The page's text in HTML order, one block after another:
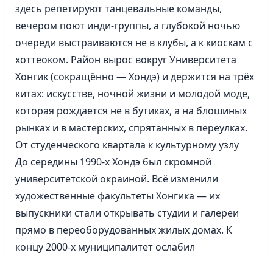
здесь репетируют танцевальные команды,
вечером поют инди-группы, а глубокой ночью
очереди выстраиваются не в клубы, а к киоскам с
хоттеоком. Район вырос вокруг Университета
Хонгик (сокращённо — Хондэ) и держится на трёх
китах: искусстве, ночной жизни и молодой моде,
которая рождается не в бутиках, а на блошиных
рынках и в мастерских, спрятанных в переулках.
От студенческого квартала к культурному узлу
До середины 1990-х Хондэ был скромной
университетской окраиной. Всё изменили
художественные факультеты Хонгика — их
выпускники стали открывать студии и галереи
прямо в переоборудованных жилых домах. К
концу 2000-х муниципалитет ослабил